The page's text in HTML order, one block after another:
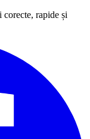
rapide și